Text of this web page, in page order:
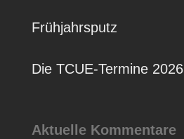
Frühjahrsputz
Die TCUE-Termine 2026
Aktuelle Kommentare